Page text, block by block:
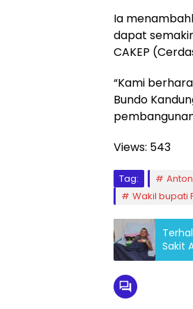
Ia
dapat
CAKEP
“Kami
Bundo
Views: 543
Tag:
Wakil bupati
Sakit